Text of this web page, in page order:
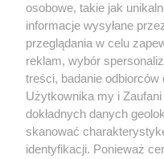
1 / 5
Wypadek
stycznia
Wypadek dwóch tirów
Nie zapomnij
zapoznać się z:
polityką prywatności
Twojemiasto
Piekary Śląskie
Chorzów
Tarnowskie Góry
osobowe, takie jak
informacje wysyłane
przeglądania w celu
reklam, wybór
treści, badanie odbiorców
Użytkownika my i
dokładnych danych
skanować
identyfikacji. Ponieważ